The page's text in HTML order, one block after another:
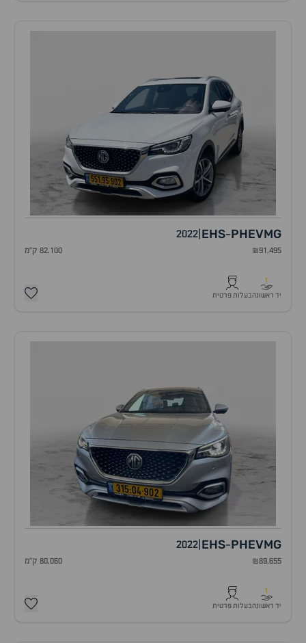
MG
EHS-PHEV
2022
₪91,495 82,100 ק"מ
1
יד ראשונהבעלות פרטית
MG
EHS-PHEV
2022
₪89,655 80,060 ק"מ
1
יד ראשונהבעלות פרטית